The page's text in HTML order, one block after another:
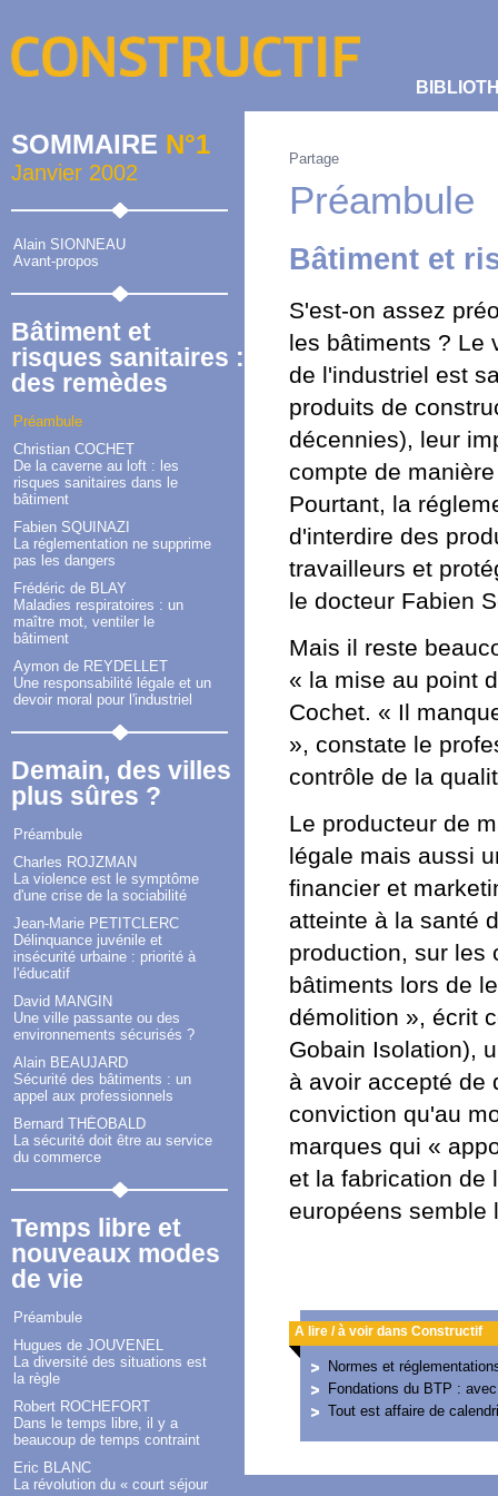
SOMMAIRE N°1
Janvier 2002
Alain SIONNEAU
Avant-propos
Bâtiment et
risques sanitaires :
des remèdes
Préambule
Christian COCHET
De la caverne au loft : les
risques sanitaires dans le
bâtiment
Fabien SQUINAZI
La réglementation ne supprime
pas les dangers
Frédéric de BLAY
Maladies respiratoires : un
maître mot, ventiler le
bâtiment
Aymon de REYDELLET
Une responsabilité légale et un
devoir moral pour l'industriel
Demain, des villes
plus sûres ?
Préambule
Charles ROJZMAN
La violence est le symptôme
d'une crise de la sociabilité
Jean-Marie PETITCLERC
Délinquance juvénile et
insécurité urbaine : priorité à
l'éducatif
David MANGIN
Une ville passante ou des
environnements sécurisés ?
Alain BEAUJARD
Sécurité des bâtiments : un
appel aux professionnels
Bernard THÉOBALD
La sécurité doit être au service
du commerce
Temps libre et
nouveaux modes
de vie
Préambule
Hugues de JOUVENEL
La diversité des situations est
la règle
Robert ROCHEFORT
Dans le temps libre, il y a
beaucoup de temps contraint
Eric BLANC
La révolution du « court séjour
Partage
Préambule
Bâtiment et
S'est-on assez
les bâtiments ? Le
de l'industriel est
produits de
décennies), leur
compte de
Pourtant, la
d'interdire des
travailleurs et
le docteur Fabien
Mais il reste
« la mise au point
Cochet. « Il
», constate le
contrôle de la
Le producteur de
légale mais aussi
financier et
atteinte à la santé
production, sur
bâtiments lors de
démolition », écrit
Gobain Isolation),
à avoir accepté de
conviction qu'au
marques qui «
et la fabrication de
européens
A lire / à voir dans Constructif
Normes et
Fondations du BTP :
Tout est affaire de